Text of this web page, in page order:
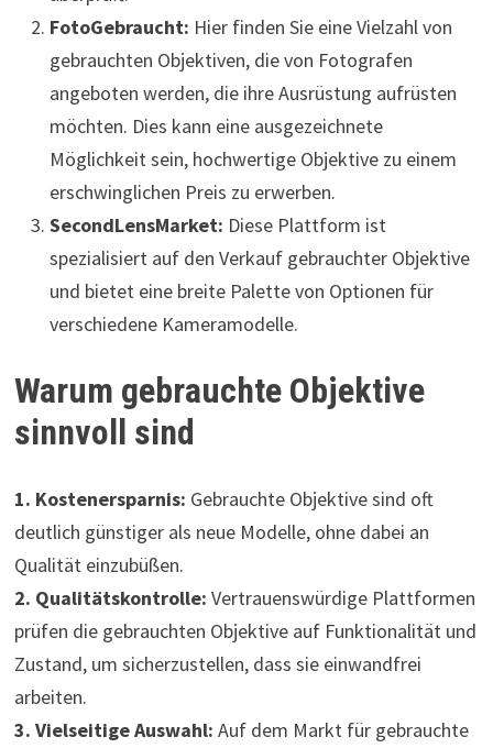
FotoGebraucht: Hier finden Sie eine Vielzahl von
gebrauchten Objektiven, die von Fotografen
angeboten werden, die ihre Ausrüstung aufrüsten
möchten. Dies kann eine ausgezeichnete
Möglichkeit sein, hochwertige Objektive zu einem
erschwinglichen Preis zu erwerben.
SecondLensMarket: Diese Plattform ist
spezialisiert auf den Verkauf gebrauchter Objektive
und bietet eine breite Palette von Optionen für
verschiedene Kameramodelle.
Warum gebrauchte Objektive
sinnvoll sind
1. Kostenersparnis: Gebrauchte Objektive sind oft
deutlich günstiger als neue Modelle, ohne dabei an
Qualität einzubüßen.
2. Qualitätskontrolle: Vertrauenswürdige Plattformen
prüfen die gebrauchten Objektive auf Funktionalität und
Zustand, um sicherzustellen, dass sie einwandfrei
arbeiten.
3. Vielseitige Auswahl: Auf dem Markt für gebrauchte